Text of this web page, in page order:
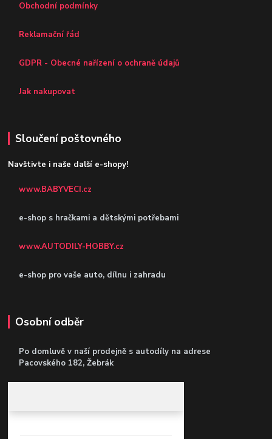
Obchodní podmínky
Reklamační řád
GDPR - Obecné nařízení o ochraně údajů
Jak nakupovat
Sloučení poštovného
Navštivte i naše další e-shopy!
www.BABYVECI.cz
e-shop s hračkami a dětskými potřebami
www.AUTODILY-HOBBY.cz
e-shop pro vaše auto, dílnu i zahradu
Osobní odběr
Po domluvě v naší prodejně s autodíly na adrese
Pacovského 182, Žebrák